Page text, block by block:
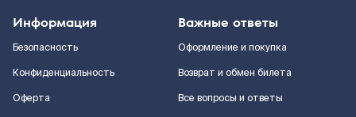
Информация
Безопасность
Конфиденциальность
Оферта
Важные ответы
Оформление и покупка
Возврат и обмен билета
Все вопросы и ответы